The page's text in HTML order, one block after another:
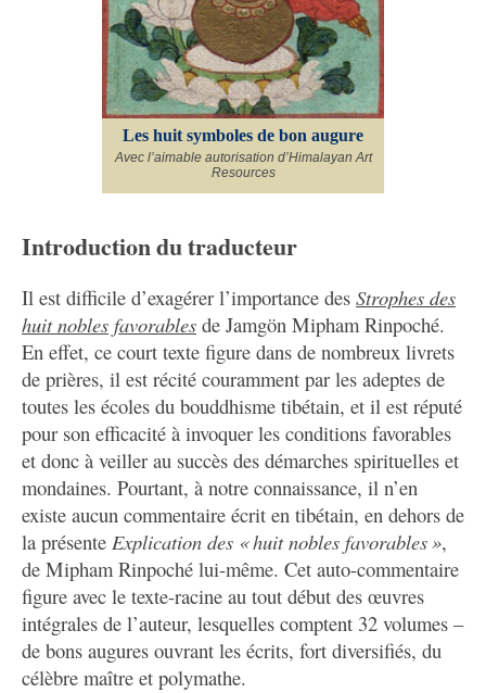
Les huit symboles de bon augure
Avec l’aimable autorisation d’Himalayan Art
Resources
Introduction du traducteur
Il est difficile d’exagérer l’importance des Strophes des
huit nobles favorables de Jamgön Mipham Rinpoché.
En effet, ce court texte figure dans de nombreux livrets
de prières, il est récité couramment par les adeptes de
toutes les écoles du bouddhisme tibétain, et il est réputé
pour son efficacité à invoquer les conditions favorables
et donc à veiller au succès des démarches spirituelles et
mondaines. Pourtant, à notre connaissance, il n’en
existe aucun commentaire écrit en tibétain, en dehors de
la présente Explication des « huit nobles favorables »,
de Mipham Rinpoché lui-même. Cet auto-commentaire
figure avec le texte-racine au tout début des œuvres
intégrales de l’auteur, lesquelles comptent 32 volumes –
de bons augures ouvrant les écrits, fort diversifiés, du
célèbre maître et polymathe.